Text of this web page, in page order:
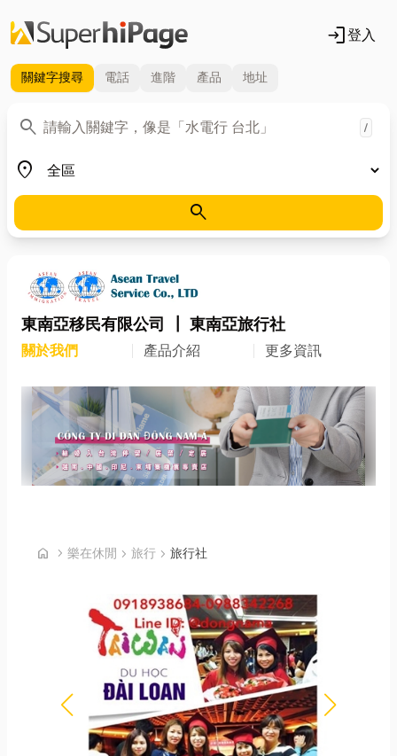
login登入
關鍵字搜尋 電話 進階 產品 地址
search
關鍵字 /
place
地區
search
東南亞移民有限公司 ┃ 東南亞旅行社
關於我們 產品介紹 更多資訊
home chevron_right 首頁
樂在休閒 chevron_right 旅行 chevron_right 旅行社